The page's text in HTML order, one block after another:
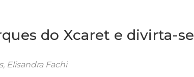
do Xcaret e divirta-
Elisandra Fachi